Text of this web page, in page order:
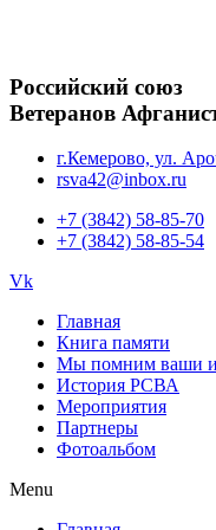
Российский союз
Ветеранов
г.Кемерово, ул.
rsva42@inbox.ru
+7 (3842) 58-85-70
+7 (3842) 58-85-54
Vk
Главная
Книга памяти
Мы помним ваши
История РСВА
Мероприятия
Партнеры
Фотоальбом
Menu